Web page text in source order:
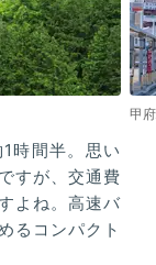
甲
時間半。思い
すが、交通費
よね。高速バ
るコンパクト